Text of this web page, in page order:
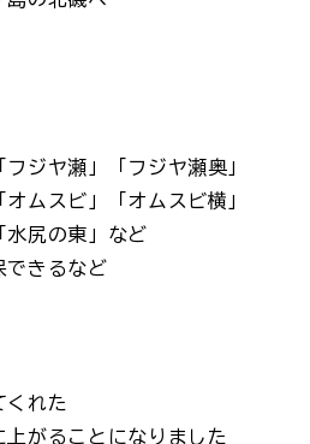
フジヤ瀬」「フジヤ瀬奥」
オムスビ」「オムスビ横」
水尻の東」など
できるなど
くれた
がることになりました